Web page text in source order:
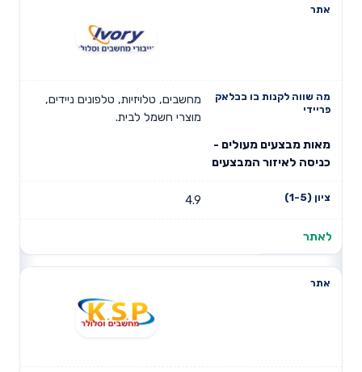
ציון (1-5)
מחשבים, טלויזיות, טלפונים ניידים,
מוצרי חשמל לבית.
מאות מבצעים מעולים -
כניסה לאיזור המבצעים
4.9
לאתר